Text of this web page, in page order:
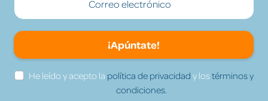
¡Apúntate!
He leído y acepto la política de privacidad y lostérminos y
condiciones.